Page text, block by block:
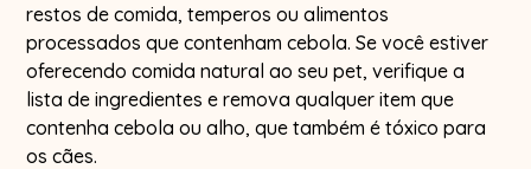
restos de comida, temperos ou alimentos
processados que contenham cebola. Se você estiver
oferecendo comida natural ao seu pet, verifique a
lista de ingredientes e remova qualquer item que
contenha cebola ou alho, que também é tóxico para
os cães.